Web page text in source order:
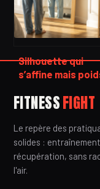
Silhouette qui
s’affine mais
raisons
FITNESSFIGHT
Le repère des
solides :
récupération, sans
l'air.